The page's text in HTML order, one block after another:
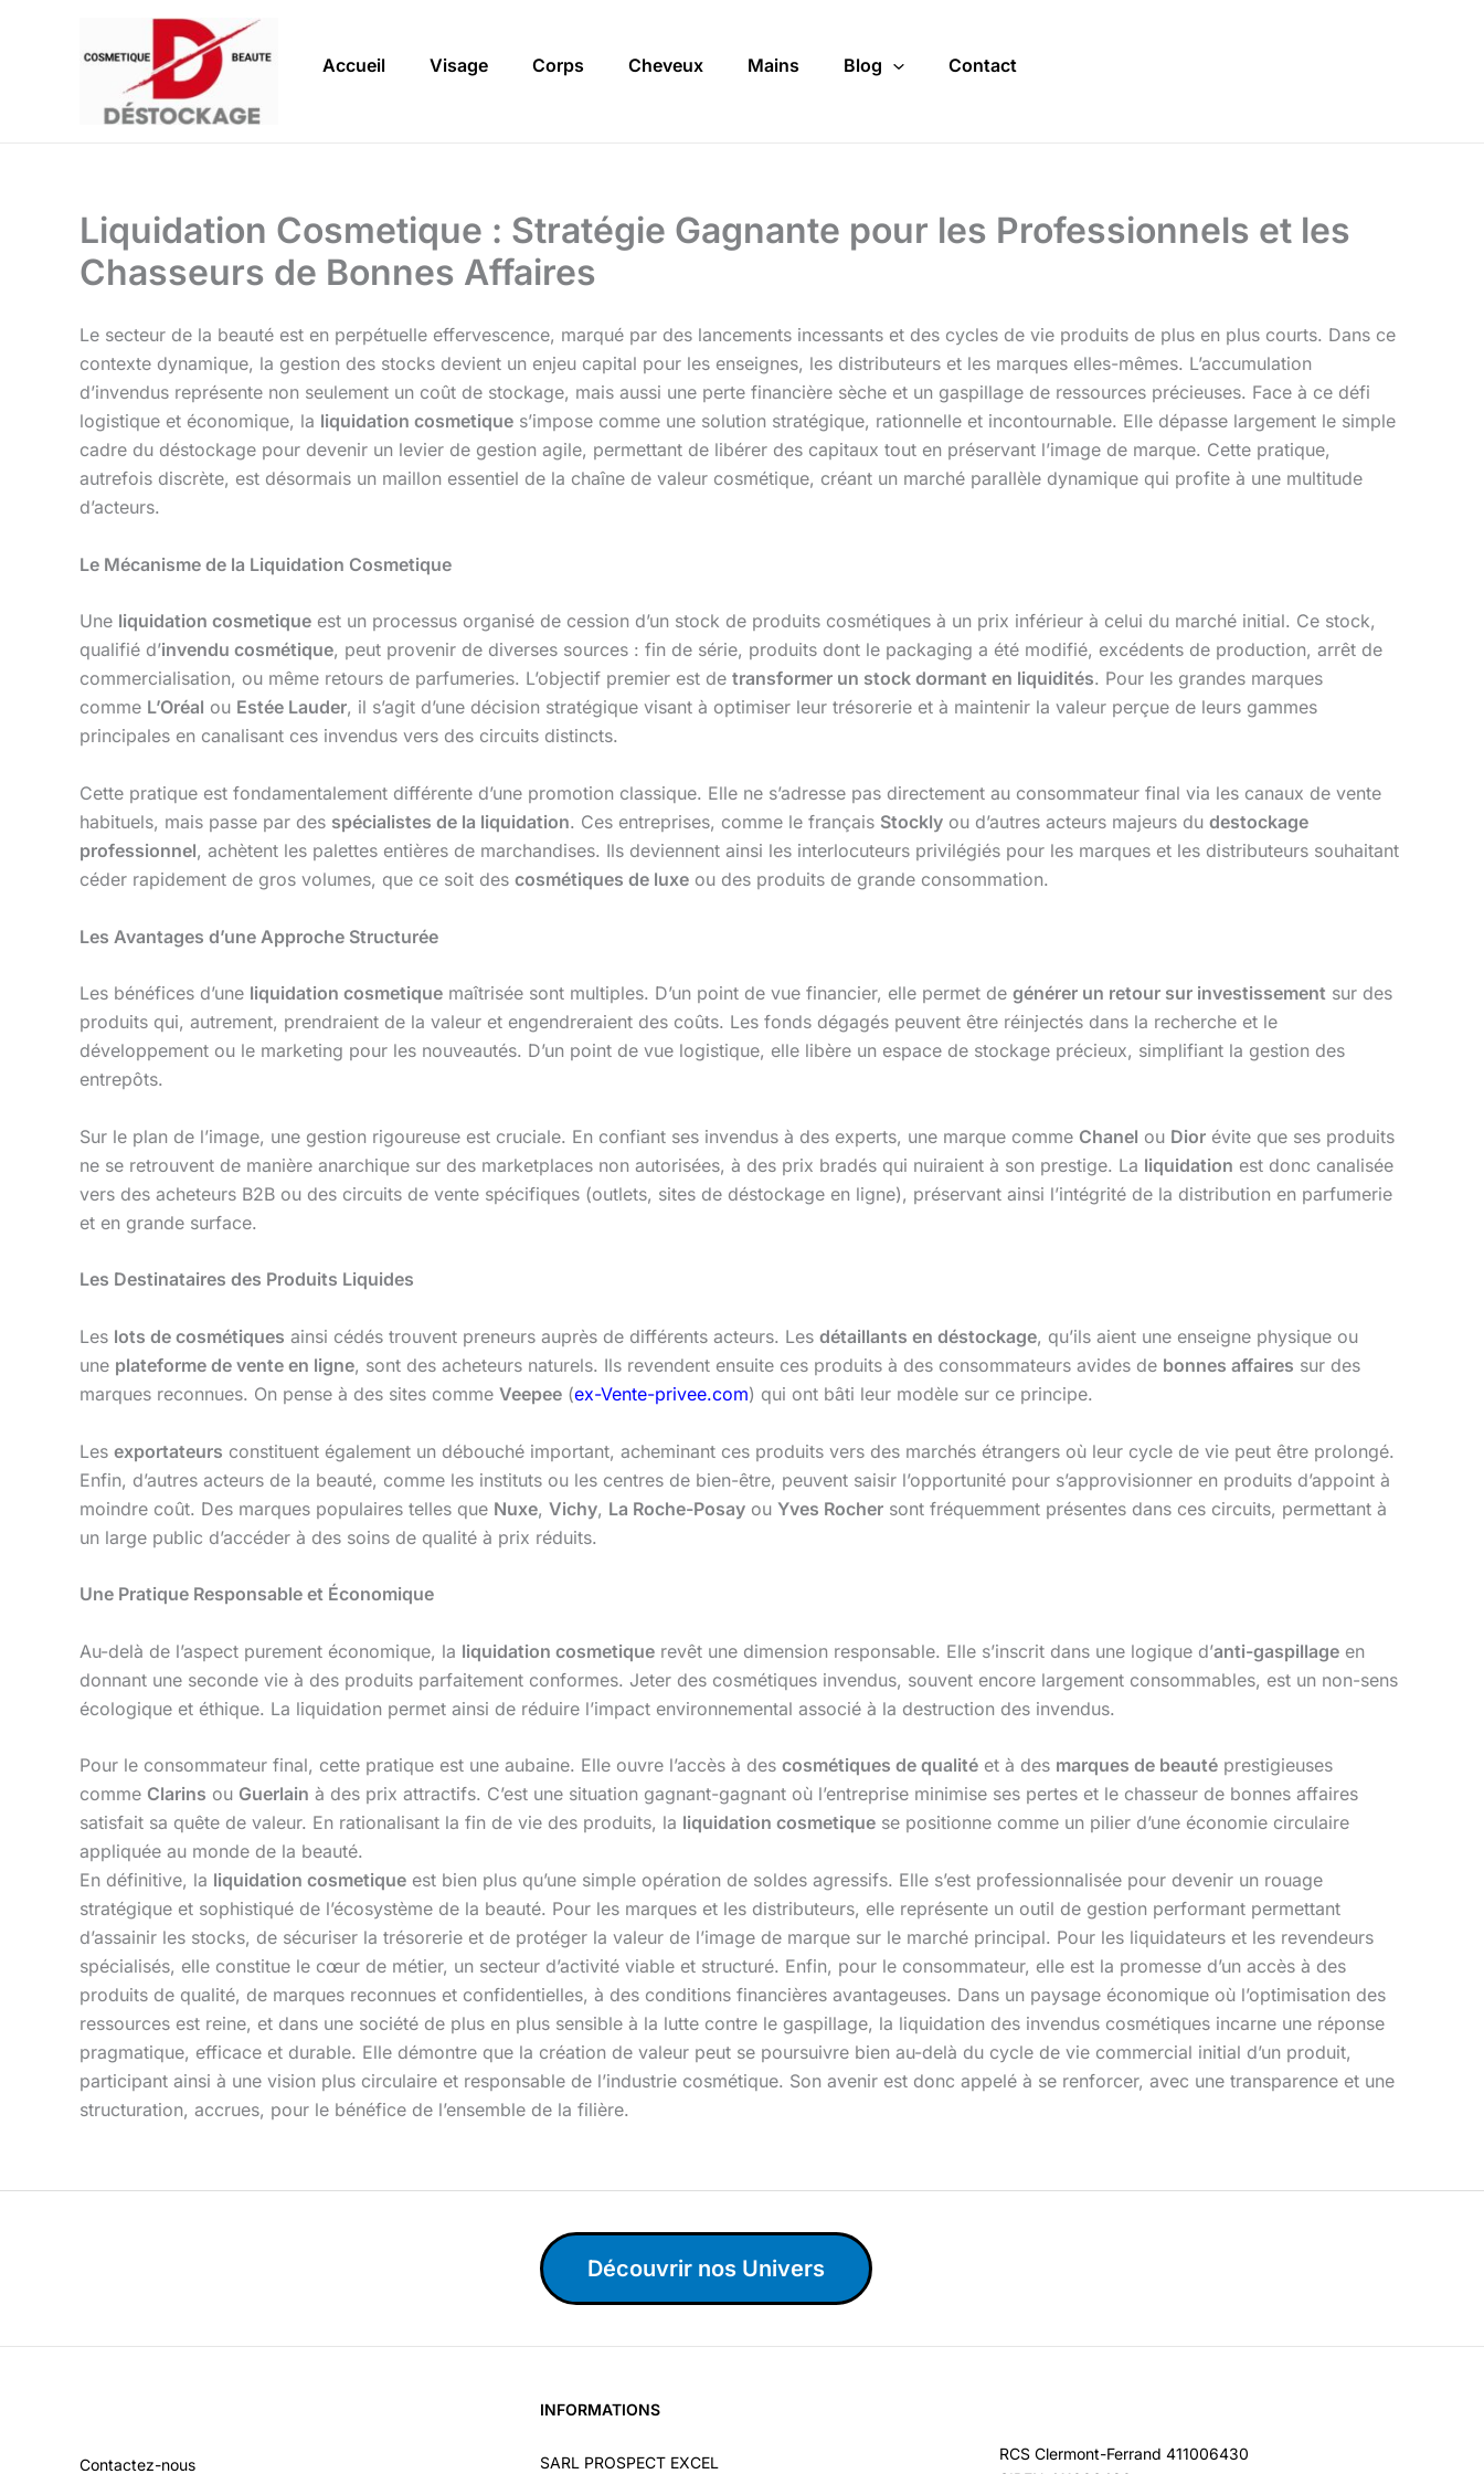
Accueil Visage Corps Cheveux Mains Blog Contact
Liquidation Cosmetique : Stratégie Gagnante pour les Professionnels et les
Chasseurs de Bonnes Affaires
Le secteur de la beauté est en perpétuelle effervescence, marqué par des lancements incessants et des cycles de vie produits de plus en plus courts. Dans ce
contexte dynamique, la gestion des stocks devient un enjeu capital pour les enseignes, les distributeurs et les marques elles-mêmes. L’accumulation
d’invendus représente non seulement un coût de stockage, mais aussi une perte financière sèche et un gaspillage de ressources précieuses. Face à ce défi
logistique et économique, la liquidation cosmetique s’impose comme une solution stratégique, rationnelle et incontournable. Elle dépasse largement le simple
cadre du déstockage pour devenir un levier de gestion agile, permettant de libérer des capitaux tout en préservant l’image de marque. Cette pratique,
autrefois discrète, est désormais un maillon essentiel de la chaîne de valeur cosmétique, créant un marché parallèle dynamique qui profite à une multitude
d’acteurs.
Le Mécanisme de la Liquidation Cosmetique
Une liquidation cosmetique est un processus organisé de cession d’un stock de produits cosmétiques à un prix inférieur à celui du marché initial. Ce stock,
qualifié d’invendu cosmétique, peut provenir de diverses sources : fin de série, produits dont le packaging a été modifié, excédents de production, arrêt de
commercialisation, ou même retours de parfumeries. L’objectif premier est de transformer un stock dormant en liquidités. Pour les grandes marques
comme L’Oréal ou Estée Lauder, il s’agit d’une décision stratégique visant à optimiser leur trésorerie et à maintenir la valeur perçue de leurs gammes
principales en canalisant ces invendus vers des circuits distincts.
Cette pratique est fondamentalement différente d’une promotion classique. Elle ne s’adresse pas directement au consommateur final via les canaux de vente
habituels, mais passe par des spécialistes de la liquidation. Ces entreprises, comme le français Stockly ou d’autres acteurs majeurs du destockage
professionnel, achètent les palettes entières de marchandises. Ils deviennent ainsi les interlocuteurs privilégiés pour les marques et les distributeurs souhaitant
céder rapidement de gros volumes, que ce soit des cosmétiques de luxe ou des produits de grande consommation.
Les Avantages d’une Approche Structurée
Les bénéfices d’une liquidation cosmetique maîtrisée sont multiples. D’un point de vue financier, elle permet de générer un retour sur investissement sur des
produits qui, autrement, prendraient de la valeur et engendreraient des coûts. Les fonds dégagés peuvent être réinjectés dans la recherche et le
développement ou le marketing pour les nouveautés. D’un point de vue logistique, elle libère un espace de stockage précieux, simplifiant la gestion des
entrepôts.
Sur le plan de l’image, une gestion rigoureuse est cruciale. En confiant ses invendus à des experts, une marque comme Chanel ou Dior évite que ses produits
ne se retrouvent de manière anarchique sur des marketplaces non autorisées, à des prix bradés qui nuiraient à son prestige. La liquidation est donc canalisée
vers des acheteurs B2B ou des circuits de vente spécifiques (outlets, sites de déstockage en ligne), préservant ainsi l’intégrité de la distribution en parfumerie
et en grande surface.
Les Destinataires des Produits Liquides
Les lots de cosmétiques ainsi cédés trouvent preneurs auprès de différents acteurs. Les détaillants en déstockage, qu’ils aient une enseigne physique ou
une plateforme de vente en ligne, sont des acheteurs naturels. Ils revendent ensuite ces produits à des consommateurs avides de bonnes affaires sur des
marques reconnues. On pense à des sites comme Veepee (ex-Vente-privee.com) qui ont bâti leur modèle sur ce principe.
Les exportateurs constituent également un débouché important, acheminant ces produits vers des marchés étrangers où leur cycle de vie peut être prolongé.
Enfin, d’autres acteurs de la beauté, comme les instituts ou les centres de bien-être, peuvent saisir l’opportunité pour s’approvisionner en produits d’appoint à
moindre coût. Des marques populaires telles que Nuxe, Vichy, La Roche-Posay ou Yves Rocher sont fréquemment présentes dans ces circuits, permettant à
un large public d’accéder à des soins de qualité à prix réduits.
Une Pratique Responsable et Économique
Au-delà de l’aspect purement économique, la liquidation cosmetique revêt une dimension responsable. Elle s’inscrit dans une logique d’anti-gaspillage en
donnant une seconde vie à des produits parfaitement conformes. Jeter des cosmétiques invendus, souvent encore largement consommables, est un non-sens
écologique et éthique. La liquidation permet ainsi de réduire l’impact environnemental associé à la destruction des invendus.
Pour le consommateur final, cette pratique est une aubaine. Elle ouvre l’accès à des cosmétiques de qualité et à des marques de beauté prestigieuses
comme Clarins ou Guerlain à des prix attractifs. C’est une situation gagnant-gagnant où l’entreprise minimise ses pertes et le chasseur de bonnes affaires
satisfait sa quête de valeur. En rationalisant la fin de vie des produits, la liquidation cosmetique se positionne comme un pilier d’une économie circulaire
appliquée au monde de la beauté.
En définitive, la liquidation cosmetique est bien plus qu’une simple opération de soldes agressifs. Elle s’est professionnalisée pour devenir un rouage
stratégique et sophistiqué de l’écosystème de la beauté. Pour les marques et les distributeurs, elle représente un outil de gestion performant permettant
d’assainir les stocks, de sécuriser la trésorerie et de protéger la valeur de l’image de marque sur le marché principal. Pour les liquidateurs et les revendeurs
spécialisés, elle constitue le cœur de métier, un secteur d’activité viable et structuré. Enfin, pour le consommateur, elle est la promesse d’un accès à des
produits de qualité, de marques reconnues et confidentielles, à des conditions financières avantageuses. Dans un paysage économique où l’optimisation des
ressources est reine, et dans une société de plus en plus sensible à la lutte contre le gaspillage, la liquidation des invendus cosmétiques incarne une réponse
pragmatique, efficace et durable. Elle démontre que la création de valeur peut se poursuivre bien au-delà du cycle de vie commercial initial d’un produit,
participant ainsi à une vision plus circulaire et responsable de l’industrie cosmétique. Son avenir est donc appelé à se renforcer, avec une transparence et une
structuration, accrues, pour le bénéfice de l’ensemble de la filière.
Découvrir nos Univers
Contactez-nous
INFORMATIONS
SARL PROSPECT EXCEL
RCS Clermont-Ferrand 411006430